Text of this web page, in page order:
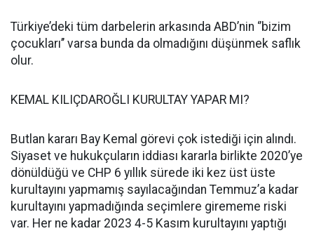
Türkiye’deki tüm darbelerin arkasında ABD’nin ‘’bizim
çocukları’’ varsa bunda da olmadığını düşünmek saflık
olur.
KEMAL KILIÇDAROĞLI KURULTAY YAPAR MI?
Butlan kararı Bay Kemal görevi çok istediği için alındı.
Siyaset ve hukukçuların iddiası kararla birlikte 2020’ye
dönüldüğü ve CHP 6 yıllık sürede iki kez üst üste
kurultayını yapmamış sayılacağından Temmuz’a kadar
kurultayını yapmadığında seçimlere girememe riski
var. Her ne kadar 2023 4-5 Kasım kurultayını yaptığı